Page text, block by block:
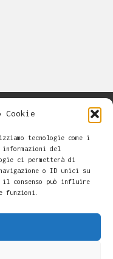
Cookie
tecnologie come i
informazioni del
ci permetterà di
o ID unici su
consenso può influire
funzioni.